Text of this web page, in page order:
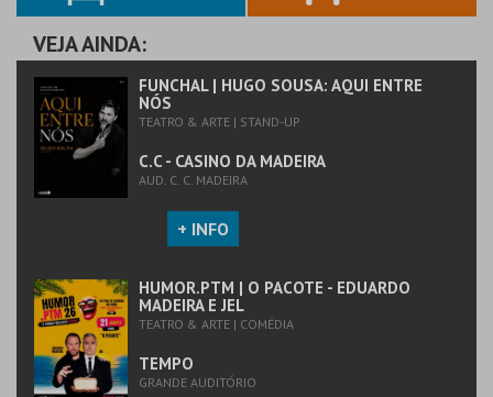
VEJA AINDA:
FUNCHAL | HUGO SOUSA: AQUI ENTRE
NÓS
TEATRO & ARTE | STAND-UP
C.C - CASINO DA MADEIRA
AUD. C. C. MADEIRA
+ INFO
HUMOR.PTM | O PACOTE - EDUARDO
MADEIRA E JEL
TEATRO & ARTE | COMÉDIA
TEMPO
GRANDE AUDITÓRIO